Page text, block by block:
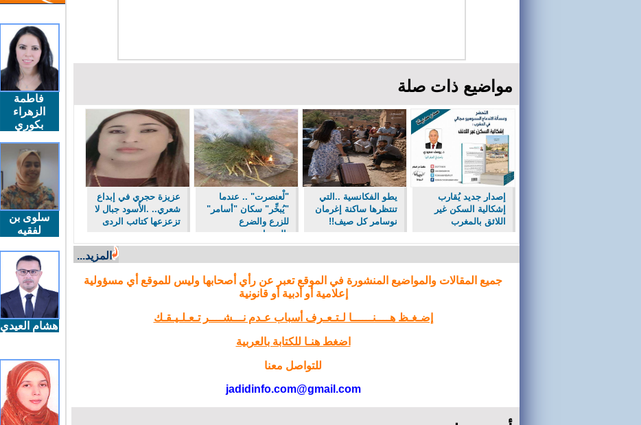
مواضيع ذات صلة
إصدار جديد يُقارب
إشكالية السكن غير
اللائق بالمغرب
يطو الفكانسية ..التي
تنتظرها ساكنة إغرمان
نوسامر كل صيف!!
"لْعنصرت" .. عندما
"يُبخِّر" سكان "أسامر"
للزرع والضرع
بالحرمل...
عزيزة حجري في إبداع
شعري.. .الأُسود جبال لا
تزعزعها كتائب الردى
المزيد...
جميع المقالات والمواضيع المنشورة في الموقع تعبر عن رأي أصحابها وليس للموقع أي مسؤولية
إعلامية أو أدبية أو قانونية
إضـغـظ هــــنــــــا لـتـعـرف أسباب عـدم نـــشــــر تـعـلـيـقـك
اضغط هنـا للكتابة بالعربية
للتواصل معنا
jadidinfo.com@gmail.com
فاطمة
الزهراء
بكوري
سلوى بن
لفقيه
هشام العيدي